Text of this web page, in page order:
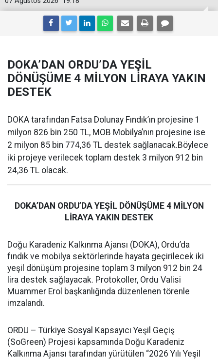
DOKA’DAN ORDU’DA YEŞİL
DÖNÜŞÜME 4 MİLYON LİRAYA YAKIN
DESTEK
DOKA tarafından Fatsa Dolunay Fındık’ın projesine 1
milyon 826 bin 250 TL, MOB Mobilya’nın projesine ise
2 milyon 85 bin 774,36 TL destek sağlanacak.Böylece
iki projeye verilecek toplam destek 3 milyon 912 bin
24,36 TL olacak.
DOKA’DAN ORDU’DA YEŞİL DÖNÜŞÜME 4 MİLYON
LİRAYA YAKIN DESTEK
Doğu Karadeniz Kalkınma Ajansı (DOKA), Ordu’da
fındık ve mobilya sektörlerinde hayata geçirilecek iki
yeşil dönüşüm projesine toplam 3 milyon 912 bin 24
lira destek sağlayacak. Protokoller, Ordu Valisi
Muammer Erol başkanlığında düzenlenen törenle
imzalandı.
ORDU – Türkiye Sosyal Kapsayıcı Yeşil Geçiş
(SoGreen) Projesi kapsamında Doğu Karadeniz
Kalkınma Ajansı tarafından yürütülen “2026 Yılı Yeşil